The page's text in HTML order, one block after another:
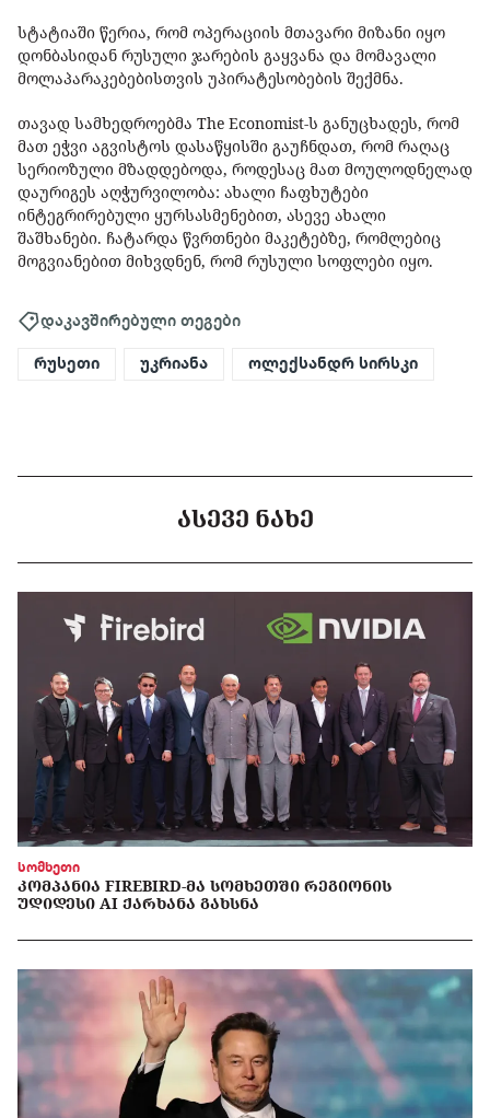
სტატიაში წერია, რომ ოპერაციის მთავარი მიზანი იყო
დონბასიდან რუსული ჯარების გაყვანა და მომავალი
მოლაპარაკებებისთვის უპირატესობების შექმნა.
თავად სამხედროებმა The Economist-ს განუცხადეს, რომ
მათ ეჭვი აგვისტოს დასაწყისში გაუჩნდათ, რომ რაღაც
სერიოზული მზადდებოდა, როდესაც მათ მოულოდნელად
დაურიგეს აღჭურვილობა: ახალი ჩაფხუტები
ინტეგრირებული ყურსასმენებით, ასევე ახალი
შაშხანები. ჩატარდა წვრთნები მაკეტებზე, რომლებიც
მოგვიანებით მიხვდნენ, რომ რუსული სოფლები იყო.
დაკავშირებული თეგები
რუსეთი უკრიანა ოლექსანდრ სირსკი
ᲐᲡᲔᲕᲔ ᲜᲐᲮᲔ
სომხეთი
ᲙᲝᲛᲞᲐᲜᲘᲐ FIREBIRD-ᲛᲐ ᲡᲝᲛᲮᲔᲗᲨᲘ ᲠᲔᲒᲘᲝᲜᲘᲡ
ᲣᲓᲘᲓᲔᲡᲘ AI ᲥᲐᲠᲮᲐᲜᲐ ᲒᲐᲮᲡᲜᲐ